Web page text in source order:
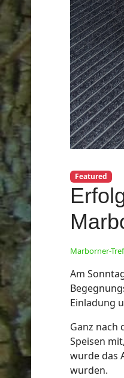
Featured
Marborner-
Am
Einladung
Ganz nach
Speisen
wurde das
wurden.